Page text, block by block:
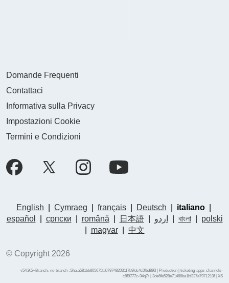
Domande Frequenti
Contattaci
Informativa sulla Privacy
Impostazioni Cookie
Termini e Condizioni
English Cymraeg français| Deutsch italiano|
español
српски română 日本語| اردو বাংলা|
polski
magyar| 中文
© Copyright 2026
v54.9.5+Branch.-no-branch-.Sha.a581bb805675fa079748203117b9fdc4c0fbd893 | Production | ticketing-apps-channels-
c8f9777c-94q7r | 3de6fe528e71468ba1bf327a7971210f | XS